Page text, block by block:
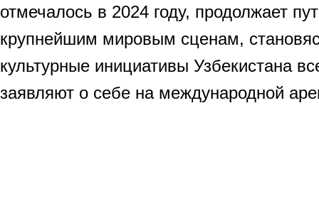
отмечалось в 2024 году, продолжает
крупнейшим мировым сценам,
культурные инициативы Узбекистана
заявляют о себе на международной